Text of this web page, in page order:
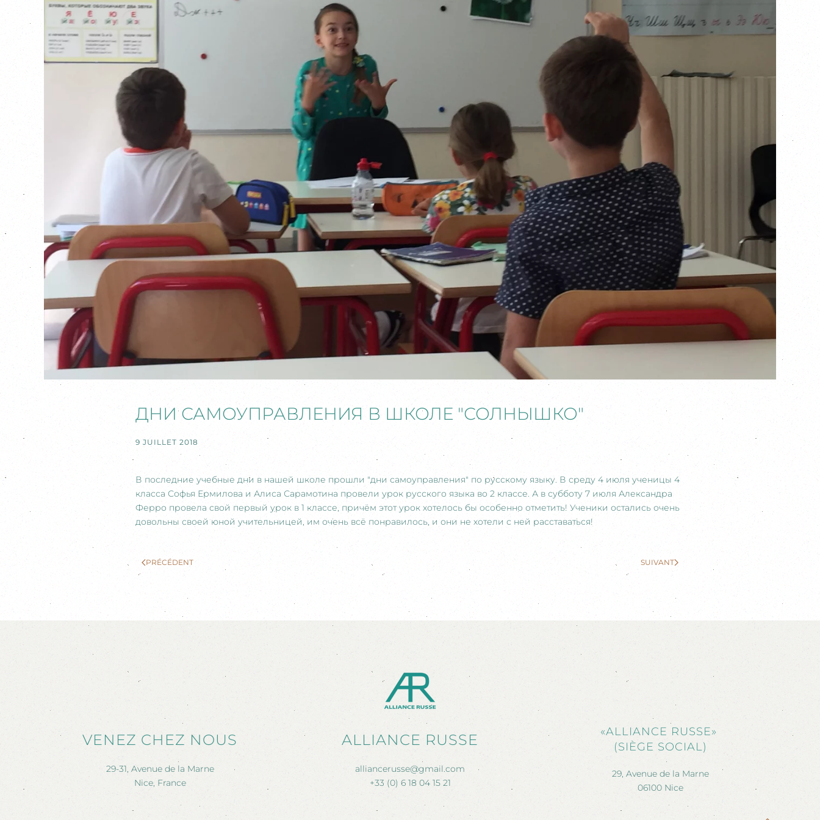
ДНИ САМОУПРАВЛЕНИЯ В ШКОЛЕ "СОЛНЫШКО"
9 JUILLET 2018
В последние учебные дни в нашей школе прошли "дни самоуправления" по русскому языку. В среду 4 июля ученицы 4
класса Софья Ермилова и Алиса Сарамотина провели урок русского языка во 2 классе. А в субботу 7 июля Александра
Ферро провела свой первый урок в 1 классе, причём этот урок хотелось бы особенно отметить! Ученики остались очень
довольны своей юной учительницей, им очень всё понравилось, и они не хотели с ней расставаться!
PRÉCÉDENT SUIVANT
VENEZ CHEZ NOUS
29-31, Avenue de la Marne
Nice, France
ALLIANCE RUSSE
alliancerusse@gmail.com
+33 (0) 6 18 04 15 21
«ALLIANCE RUSSE»
(SIÈGE SOCIAL)
29, Avenue de la Marne
06100 Nice